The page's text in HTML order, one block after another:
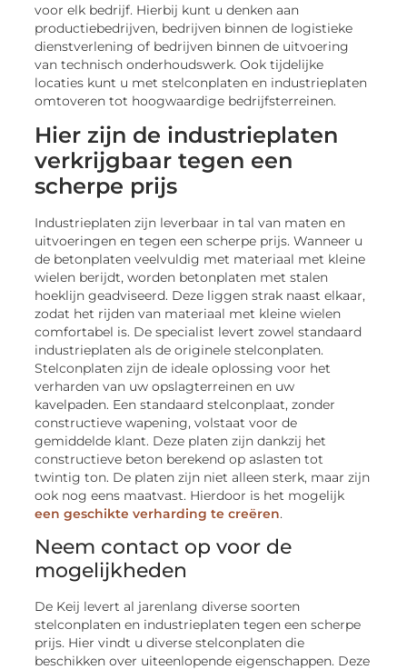
voor elk bedrijf. Hierbij kunt u denken aan
productiebedrijven, bedrijven binnen de logistieke
dienstverlening of bedrijven binnen de uitvoering
van technisch onderhoudswerk. Ook tijdelijke
locaties kunt u met stelconplaten en industrieplaten
omtoveren tot hoogwaardige bedrijfsterreinen.
Hier zijn de industrieplaten
verkrijgbaar tegen een
scherpe prijs
Industrieplaten zijn leverbaar in tal van maten en
uitvoeringen en tegen een scherpe prijs. Wanneer u
de betonplaten veelvuldig met materiaal met kleine
wielen berijdt, worden betonplaten met stalen
hoeklijn geadviseerd. Deze liggen strak naast elkaar,
zodat het rijden van materiaal met kleine wielen
comfortabel is. De specialist levert zowel standaard
industrieplaten als de originele stelconplaten.
Stelconplaten zijn de ideale oplossing voor het
verharden van uw opslagterreinen en uw
kavelpaden. Een standaard stelconplaat, zonder
constructieve wapening, volstaat voor de
gemiddelde klant. Deze platen zijn dankzij het
constructieve beton berekend op aslasten tot
twintig ton. De platen zijn niet alleen sterk, maar zijn
ook nog eens maatvast. Hierdoor is het mogelijk
een geschikte verharding te creëren.
Neem contact op voor de
mogelijkheden
De Keij levert al jarenlang diverse soorten
stelconplaten en industrieplaten tegen een scherpe
prijs. Hier vindt u diverse stelconplaten die
beschikken over uiteenlopende eigenschappen. Deze